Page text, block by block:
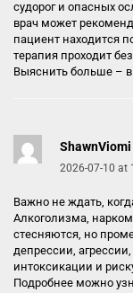
судорог и опасных
врач может
пациент находится
терапия проходит
Выяснить больше –
ShawnViomi
2026-07-10 at
Важно не ждать,
Алкоголизма,
стесняются, но
депрессии,
интоксикации и
Подробнее можно